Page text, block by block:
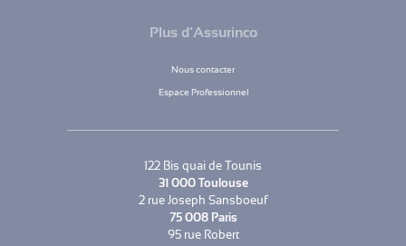
Plus d’Assurinco
Nous contacter
Espace Professionnel
122 Bis quai de Tounis
31 000 Toulouse
2 rue Joseph Sansboeuf
75 008 Paris
95 rue Robert